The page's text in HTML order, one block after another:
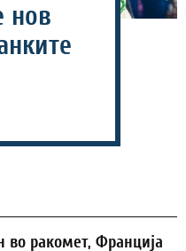
нов
ракомет, Франција